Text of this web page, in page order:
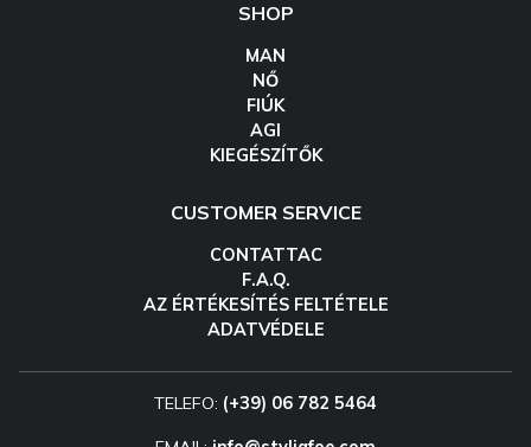
SHOP
MAN
NŐ
FIÚK
AGI
KIEGÉSZÍTŐK
CUSTOMER SERVICE
CONTATTAC
F.A.Q.
AZ ÉRTÉKESÍTÉS FELTÉTELE
ADATVÉDELE
TELEFO: (+39) 06 782 5464